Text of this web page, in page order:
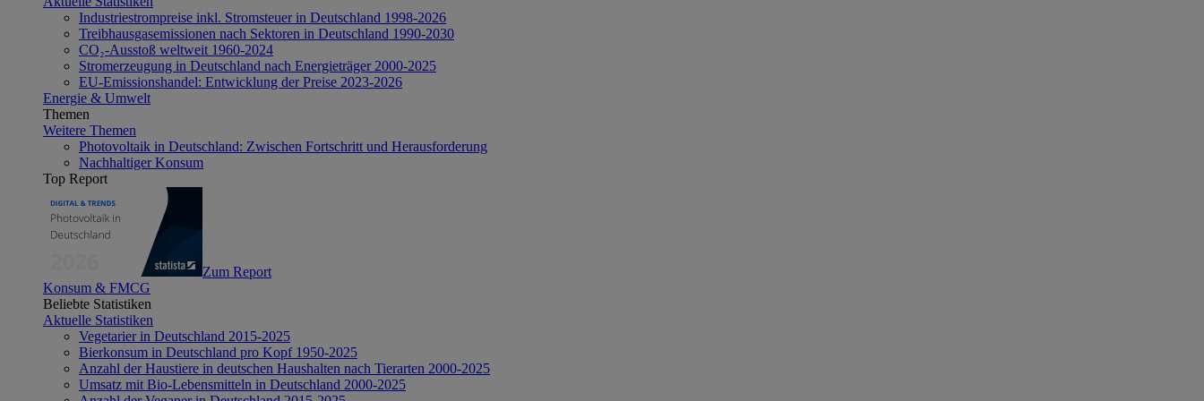
Industriestrompreise inkl. Stromsteuer in Deutschland 1998-2026
Treibhausgasemissionen nach Sektoren in Deutschland 1990-2030
CO₂-Ausstoß weltweit 1960-2024
Stromerzeugung in Deutschland nach Energieträger 2000-2025
EU-Emissionshandel: Entwicklung der Preise 2023-2026
Energie & Umwelt
Themen
Weitere Themen
Photovoltaik in Deutschland: Zwischen Fortschritt und Herausforderung
Nachhaltiger Konsum
Top Report
Zum Report
Konsum & FMCG
Beliebte Statistiken
Aktuelle Statistiken
Vegetarier in Deutschland 2015-2025
Bierkonsum in Deutschland pro Kopf 1950-2025
Anzahl der Haustiere in deutschen Haushalten nach Tierarten 2000-2025
Umsatz mit Bio-Lebensmitteln in Deutschland 2000-2025